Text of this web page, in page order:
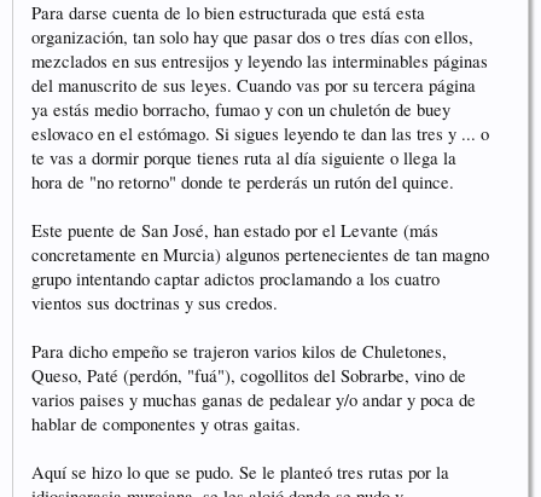
Para darse cuenta de lo bien estructurada que está esta
organización, tan solo hay que pasar dos o tres días con ellos,
mezclados en sus entresijos y leyendo las interminables páginas
del manuscrito de sus leyes. Cuando vas por su tercera página
ya estás medio borracho, fumao y con un chuletón de buey
eslovaco en el estómago. Si sigues leyendo te dan las tres y ... o
te vas a dormir porque tienes ruta al día siguiente o llega la
hora de "no retorno" donde te perderás un rutón del quince.
Este puente de San José, han estado por el Levante (más
concretamente en Murcia) algunos pertenecientes de tan magno
grupo intentando captar adictos proclamando a los cuatro
vientos sus doctrinas y sus credos.
Para dicho empeño se trajeron varios kilos de Chuletones,
Queso, Paté (perdón, "fuá"), cogollitos del Sobrarbe, vino de
varios paises y muchas ganas de pedalear y/o andar y poca de
hablar de componentes y otras gaitas.
Aquí se hizo lo que se pudo. Se le planteó tres rutas por la